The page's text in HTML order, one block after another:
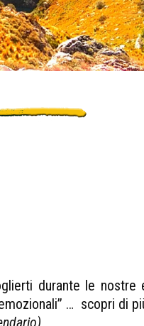
durante le nostre
… scopri di